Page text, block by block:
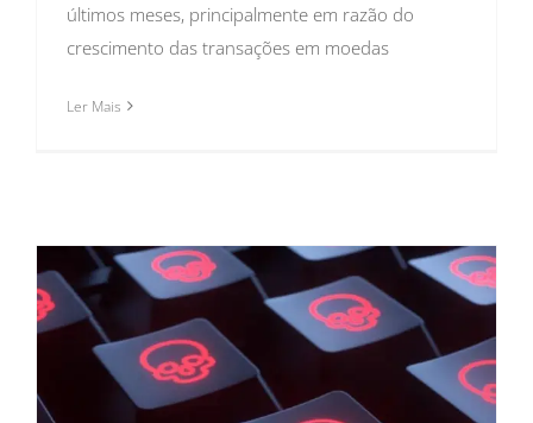
últimos meses, principalmente em razão do
crescimento das transações em moedas
Ler Mais